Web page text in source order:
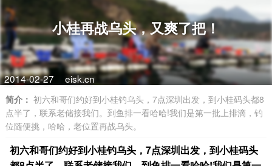
小桂再战乌头，又爽了把！
2014-02-27 eisk.cn
简介： 初六和哥们约好到小桂钓乌头，7点深圳出发，到小桂码头都8
点半了，联系老储接我们。到鱼排一看哈哈!我们是第一批上排滴，钓
位随便挑，哈哈，老位置再战乌头。
初六和哥们约好到小桂钓乌头，7点深圳出发，到小桂码头